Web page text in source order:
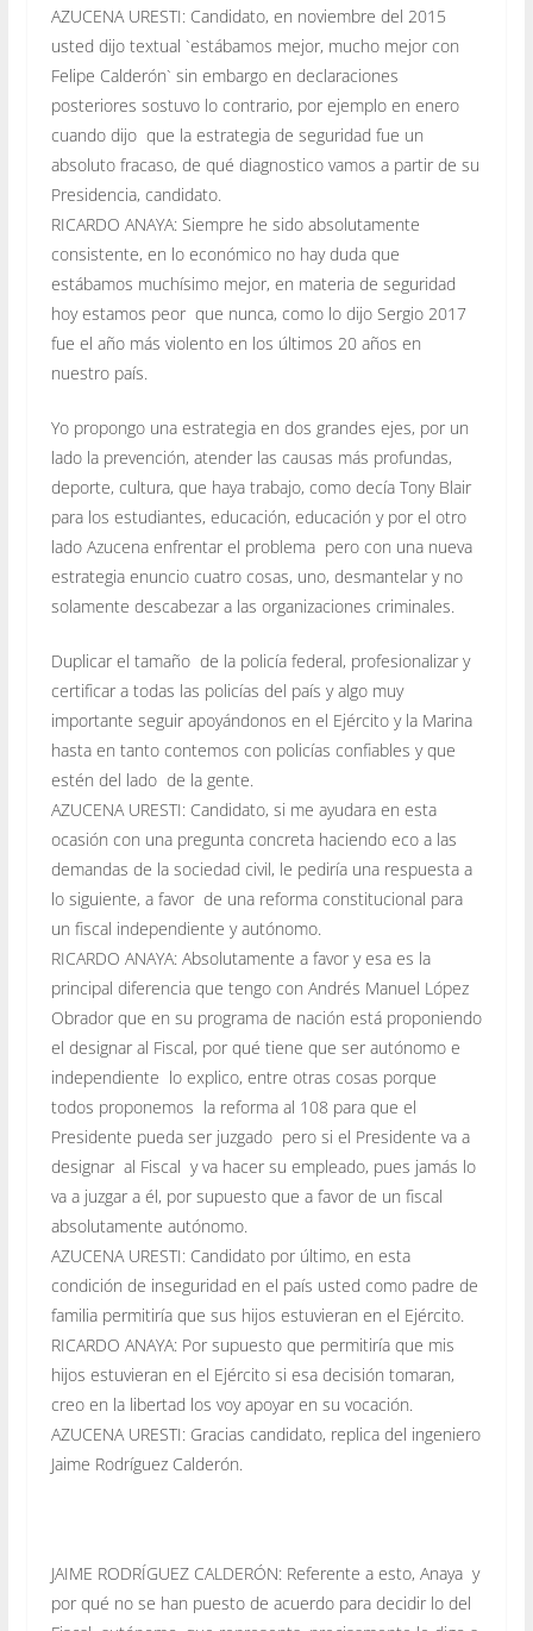
AZUCENA URESTI: Candidato, en noviembre del 2015
usted dijo textual `estábamos mejor, mucho mejor con
Felipe Calderón` sin embargo en declaraciones
posteriores sostuvo lo contrario, por ejemplo en enero
cuando dijo que la estrategia de seguridad fue un
absoluto fracaso, de qué diagnostico vamos a partir de su
Presidencia, candidato.
RICARDO ANAYA: Siempre he sido absolutamente
consistente, en lo económico no hay duda que
estábamos muchísimo mejor, en materia de seguridad
hoy estamos peor que nunca, como lo dijo Sergio 2017
fue el año más violento en los últimos 20 años en
nuestro país.
Yo propongo una estrategia en dos grandes ejes, por un
lado la prevención, atender las causas más profundas,
deporte, cultura, que haya trabajo, como decía Tony Blair
para los estudiantes, educación, educación y por el otro
lado Azucena enfrentar el problema pero con una nueva
estrategia enuncio cuatro cosas, uno, desmantelar y no
solamente descabezar a las organizaciones criminales.
Duplicar el tamaño de la policía federal, profesionalizar y
certificar a todas las policías del país y algo muy
importante seguir apoyándonos en el Ejército y la Marina
hasta en tanto contemos con policías confiables y que
estén del lado de la gente.
AZUCENA URESTI: Candidato, si me ayudara en esta
ocasión con una pregunta concreta haciendo eco a las
demandas de la sociedad civil, le pediría una respuesta a
lo siguiente, a favor de una reforma constitucional para
un fiscal independiente y autónomo.
RICARDO ANAYA: Absolutamente a favor y esa es la
principal diferencia que tengo con Andrés Manuel López
Obrador que en su programa de nación está proponiendo
el designar al Fiscal, por qué tiene que ser autónomo e
independiente lo explico, entre otras cosas porque
todos proponemos la reforma al 108 para que el
Presidente pueda ser juzgado pero si el Presidente va a
designar al Fiscal y va hacer su empleado, pues jamás lo
va a juzgar a él, por supuesto que a favor de un fiscal
absolutamente autónomo.
AZUCENA URESTI: Candidato por último, en esta
condición de inseguridad en el país usted como padre de
familia permitiría que sus hijos estuvieran en el Ejército.
RICARDO ANAYA: Por supuesto que permitiría que mis
hijos estuvieran en el Ejército si esa decisión tomaran,
creo en la libertad los voy apoyar en su vocación.
AZUCENA URESTI: Gracias candidato, replica del ingeniero
Jaime Rodríguez Calderón.
JAIME RODRÍGUEZ CALDERÓN: Referente a esto, Anaya y
por qué no se han puesto de acuerdo para decidir lo del